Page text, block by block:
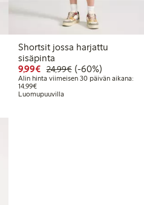
€
13,99 €
Shortsit jossa harjattu
sisäpinta
9,99€ Alennettu hinta: 9,99 €
24,99€Normaalihinta:
60% alennus
(-60%)
Alin hinta viimeisen 30 päivän aikana:
14,99€Alin hinta viimeisen 30 päivän
Luomupuuvilla